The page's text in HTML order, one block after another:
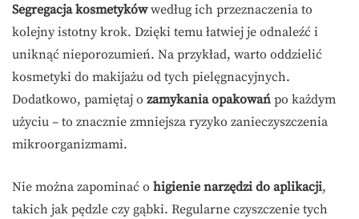
Segregacja kosmetykówwedług ich przeznaczenia to
kolejny istotny krok. Dzięki temu łatwiej je odnaleźć i
uniknąć nieporozumień. Na przykład, warto oddzielić
kosmetyki do makijażu od tych pielęgnacyjnych.
Dodatkowo, pamiętaj o zamykania opakowań po każdym
użyciu – to znacznie zmniejsza ryzyko zanieczyszczenia
mikroorganizmami.
Nie można zapominać o higienie narzędzi do aplikacji,
takich jak pędzle czy gąbki. Regularne czyszczenie tych